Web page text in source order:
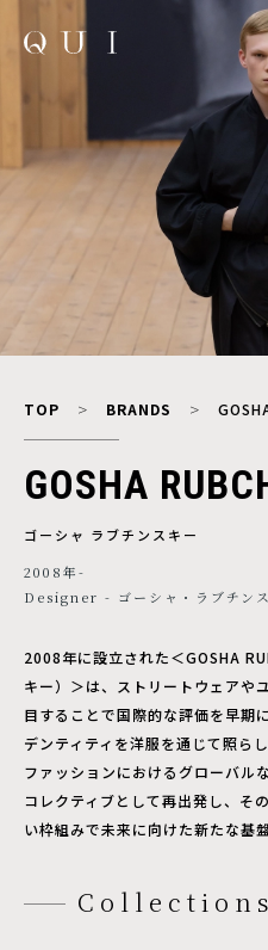
TOP BRANDS
GOSHA
ゴーシャ ラブチンスキー
2008年-
Designer - ゴーシャ・ラブチン
2008年に設立された＜GOSHA
キー）＞は、ストリートウェアや
目することで国際的な評価を早期
デンティティを洋服を通じて照ら
ファッションにおけるグローバル
コレクティブとして再出発し、そ
い枠組みで未来に向けた新たな基
Collections